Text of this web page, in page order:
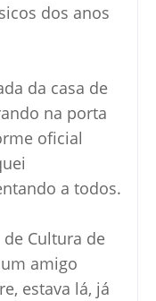
dos anos
da casa de
na porta
oficial
a todos.
Cultura de
amigo
estava lá, já